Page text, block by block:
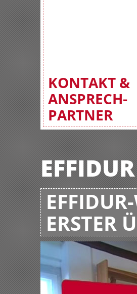
KONTAKT &
ANSPRECH-
PARTNER
ERSTER